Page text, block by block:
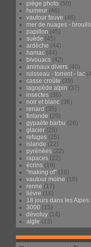
piège photo (50)
humeur (46)
vautour fauve (46)
mer de nuages -
papillon (45)
suède (45)
ardèche (44)
hamac (44)
bivouacs (42)
animaux divers (40)
ruisseau - torrent - lac
casse croûte (39)
lagopède alpin (37)
insectes (36)
noir et blanc (36)
renard (35)
finlande (29)
gypaète barbu (26)
glacier (25)
refuges (25)
islande (22)
pyrénées (22)
rapaces (22)
écrins (19)
"making of" (18)
vautour moine (18)
renne (17)
lièvre (16)
18 jours dans les Alpes
3000 (15)
dévoluy (14)
aigle (13)